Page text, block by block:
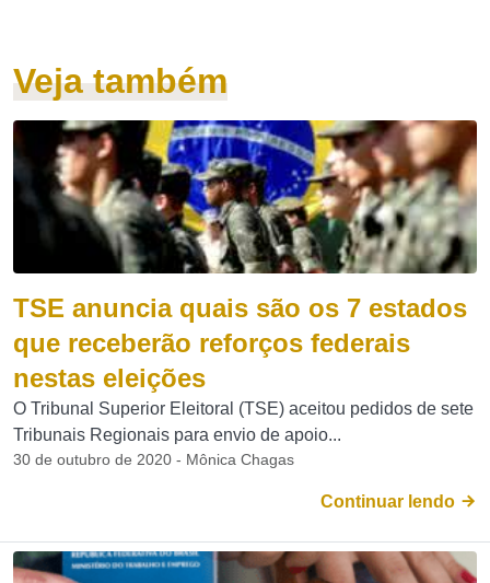
Veja também
TSE anuncia quais são os 7 estados
que receberão reforços federais
nestas eleições
O Tribunal Superior Eleitoral (TSE) aceitou pedidos de sete
Tribunais Regionais para envio de apoio...
30 de outubro de 2020 - Mônica Chagas
Continuar lendo